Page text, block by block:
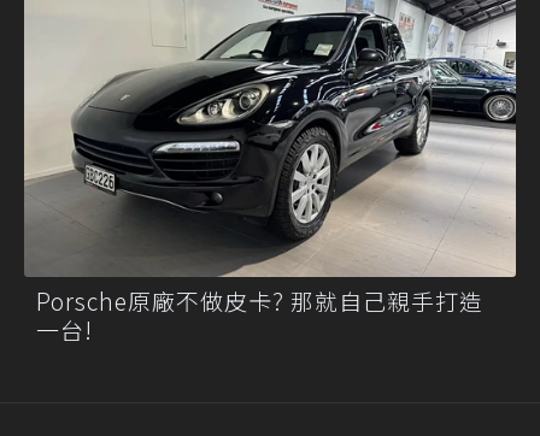
Porsche原廠不做皮卡? 那就自己親手打造
一台!